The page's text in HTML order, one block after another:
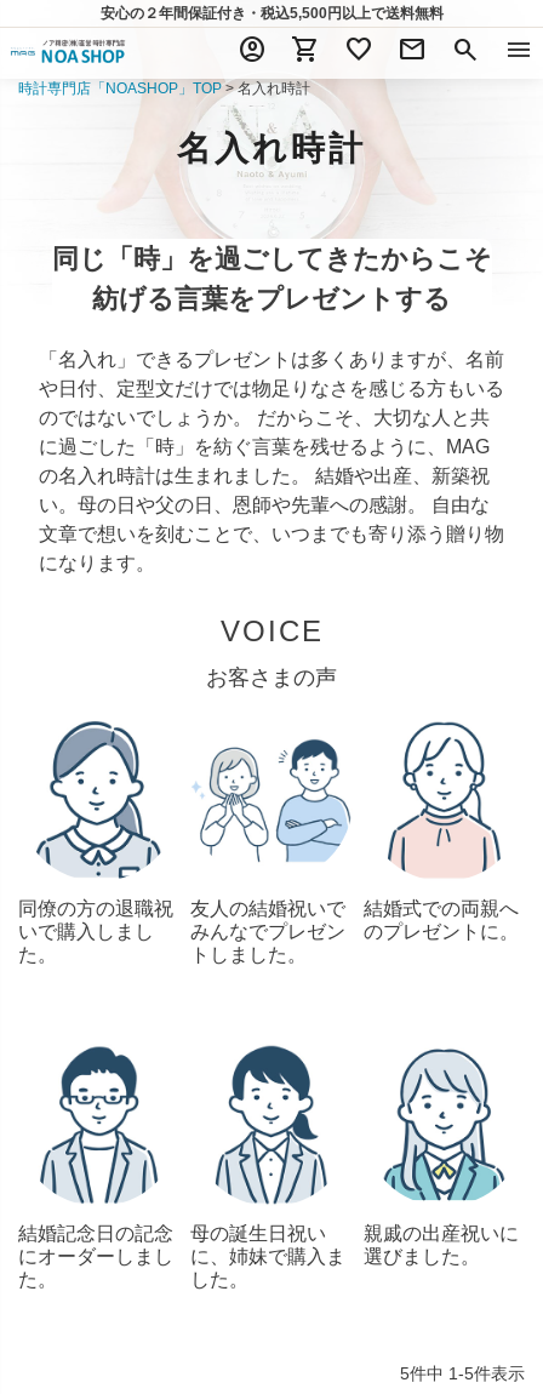
安心の２年間保証付き・税込5,500円以上で送料無料
account_circle shopping_cart favorite mail search menu
時計専門店「NOASHOP」TOP 名入れ時計
名入れ時計
同じ「時」を過ごしてきたからこそ
紡げる言葉をプレゼントする
「名入れ」できるプレゼントは多くありますが、名前
や日付、定型文だけでは物足りなさを感じる方もいる
のではないでしょうか。 だからこそ、大切な人と共
に過ごした「時」を紡ぐ言葉を残せるように、MAG
の名入れ時計は生まれました。 結婚や出産、新築祝
い。母の日や父の日、恩師や先輩への感謝。 自由な
文章で想いを刻むことで、いつまでも寄り添う贈り物
になります。
VOICE
お客さまの声
同僚の方の退職祝
いで購入しまし
た。
友人の結婚祝いで
みんなでプレゼン
トしました。
結婚式での両親へ
のプレゼントに。
結婚記念日の記念
にオーダーしまし
た。
母の誕生日祝い
に、姉妹で購入ま
した。
親戚の出産祝いに
選びました。
5件中 1-5件表示